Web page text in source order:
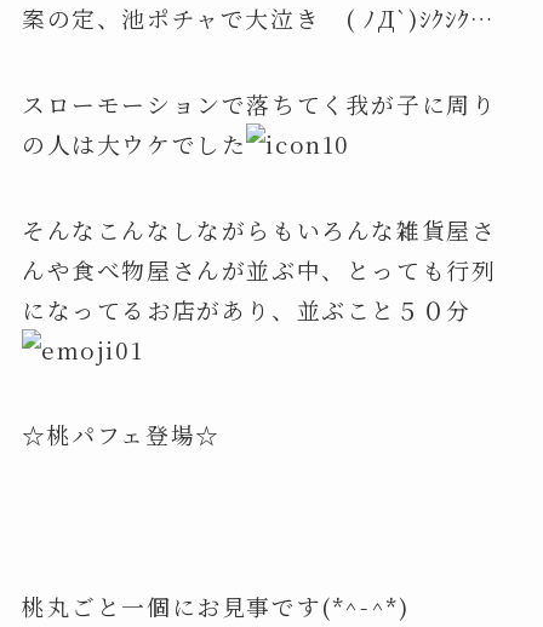
案の定、池ポチャで大泣き ( ﾉД`)ｼｸｼｸ…
スローモーションで落ちてく我が子に周り
の人は大ウケでした
そんなこんなしながらもいろんな雑貨屋さ
んや食べ物屋さんが並ぶ中、とっても行列
になってるお店があり、並ぶこと５０分
☆桃パフェ登場☆
桃丸ごと一個にお見事です(*^-^*)